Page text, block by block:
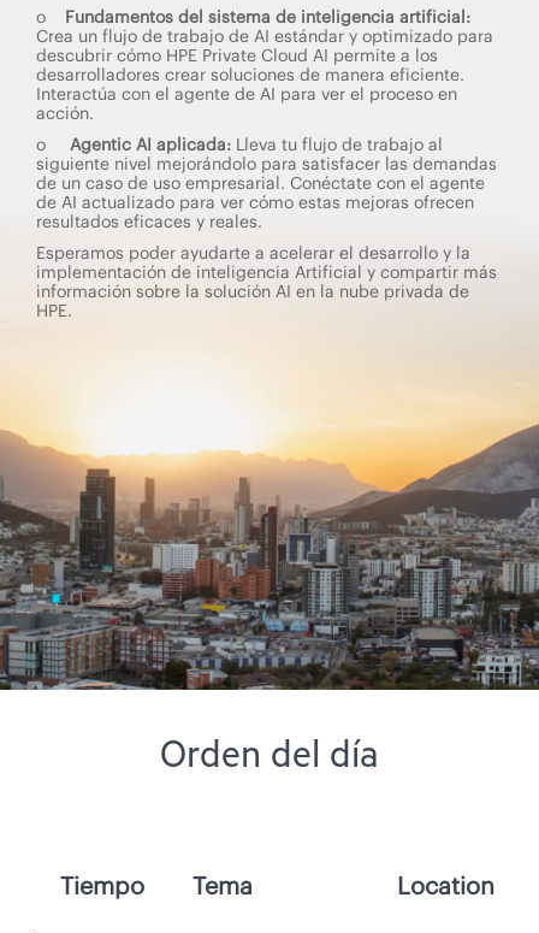
o Fundamentos del sistema de inteligencia artificial:
Crea un flujo de trabajo de AI estándar y optimizado para
descubrir cómo HPE Private Cloud AI permite a los
desarrolladores crear soluciones de manera eficiente.
Interactúa con el agente de AI para ver el proceso en
acción.
o Agentic AI aplicada: Lleva tu flujo de trabajo al
siguiente nivel mejorándolo para satisfacer las demandas
de un caso de uso empresarial. Conéctate con el agente
de AI actualizado para ver cómo estas mejoras ofrecen
resultados eficaces y reales.
Esperamos poder ayudarte a acelerar el desarrollo y la
implementación de inteligencia Artificial y compartir más
información sobre la solución AI en la nube privada de
HPE.
Orden del día
Tiempo Tema Location